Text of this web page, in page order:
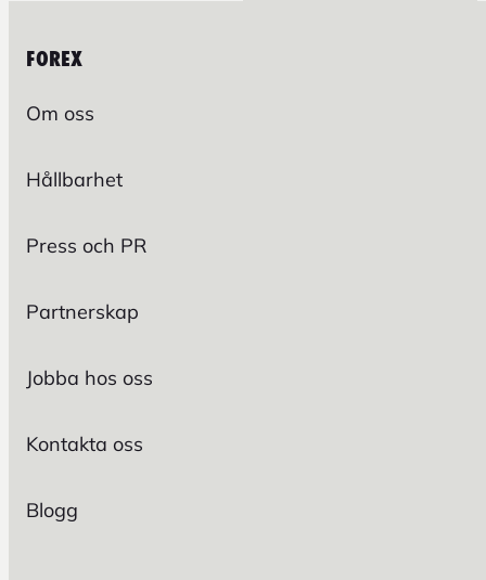
FOREX
Om oss
Hållbarhet
Press och PR
Partnerskap
Jobba hos oss
Kontakta oss
Blogg